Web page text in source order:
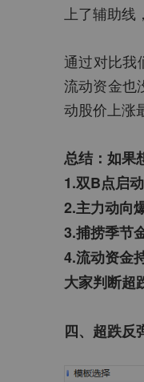
上了辅助
通过对比我
流动资金也
动股价上涨
总结：如果
1.双B点启
2.主力动向
3.捕捞季节
4.流动资金
大家判断超
四、超跌反